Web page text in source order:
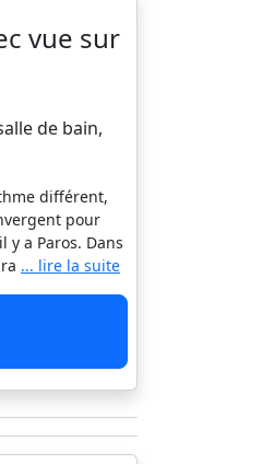
vue sur
de bain,
différent,
pour
a Paros. Dans
... lire la suite